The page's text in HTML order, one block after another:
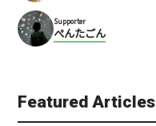
Supporter
ぺんたごん
Featured Articles